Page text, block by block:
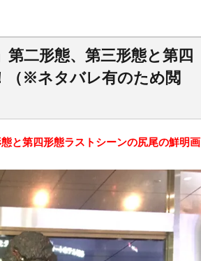
第二形態、第三形態と第四
（※ネタバレ有のため閲
と第四形態ラストシーンの尻尾の鮮明画